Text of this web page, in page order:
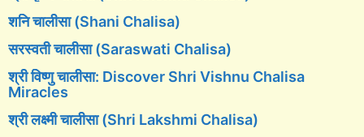
शनि चालीसा (Shani Chalisa)
सरस्वती चालीसा (Saraswati Chalisa)
श्री विष्णु चालीसा: Discover Shri Vishnu Chalisa
Miracles
श्री लक्ष्मी चालीसा (Shri Lakshmi Chalisa)